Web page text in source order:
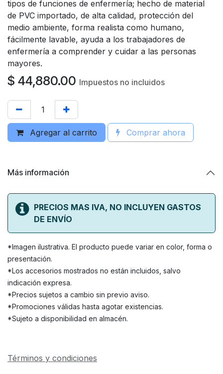
tipos de funciones de enfermería; hecho de material
de PVC importado, de alta calidad, protección del
medio ambiente, forma realista como humano,
fácilmente lavable, ayuda a los trabajadores de
enfermería a comprender y cuidar a las personas
mayores.
$ 44,880.00 Impuestos no incluidos
Agregar al carrito Comprar ahora
Más información
PRECIOS MAS IVA, NO INCLUYEN GASTOS
DE ENVÍO
*Imagen ilustrativa. El producto puede variar en color, forma o
presentación.
*Los accesorios mostrados no están incluidos, salvo
indicación expresa.
*Precios sujetos a cambio sin previo aviso.
*Promociones válidas hasta agotar existencias.
*Sujeto a disponibilidad en almacén.
Términos y condiciones